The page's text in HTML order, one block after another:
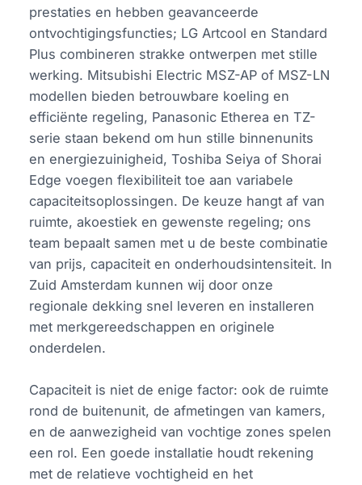
prestaties en hebben geavanceerde
ontvochtigingsfuncties; LG Artcool en Standard
Plus combineren strakke ontwerpen met stille
werking. Mitsubishi Electric MSZ-AP of MSZ-LN
modellen bieden betrouwbare koeling en
efficiënte regeling, Panasonic Etherea en TZ-
serie staan bekend om hun stille binnenunits
en energiezuinigheid, Toshiba Seiya of Shorai
Edge voegen flexibiliteit toe aan variabele
capaciteitsoplossingen. De keuze hangt af van
ruimte, akoestiek en gewenste regeling; ons
team bepaalt samen met u de beste combinatie
van prijs, capaciteit en onderhoudsintensiteit. In
Zuid Amsterdam kunnen wij door onze
regionale dekking snel leveren en installeren
met merkgereedschappen en originele
onderdelen.
Capaciteit is niet de enige factor: ook de ruimte
rond de buitenunit, de afmetingen van kamers,
en de aanwezigheid van vochtige zones spelen
een rol. Een goede installatie houdt rekening
met de relatieve vochtigheid en het